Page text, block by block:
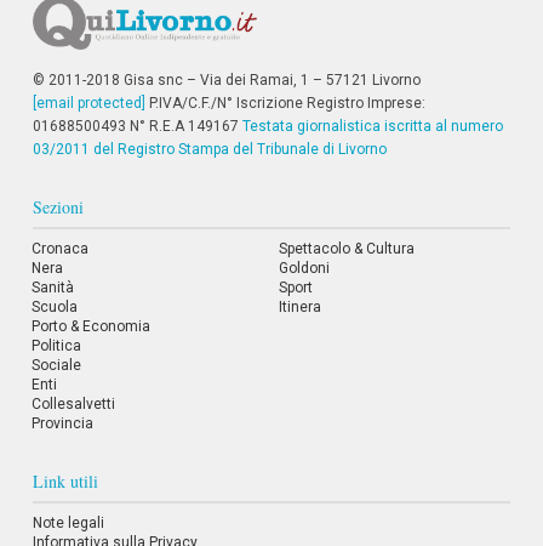
i
i
f
o
n
o
© 2011-2018 Gisa snc – Via dei Ramai, 1 – 57121 Livorno
[email protected]
P.IVA/C.F./N° Iscrizione Registro Imprese:
01688500493 N° R.E.A 149167 Testata giornalistica iscritta al numero
03/2011 del Registro Stampa del Tribunale di Livorno
Sezioni
Cronaca
Nera
Sanità
Scuola
Porto & Economia
Politica
Sociale
Enti
Collesalvetti
Provincia
Spettacolo & Cultura
Goldoni
Sport
Itinera
Link utili
Note legali